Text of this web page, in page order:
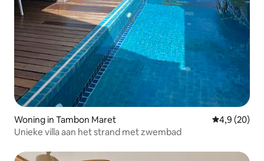
Woning in Tambon Maret Gemiddelde
4,9 (20)
Unieke villa aan het strand met zwembad